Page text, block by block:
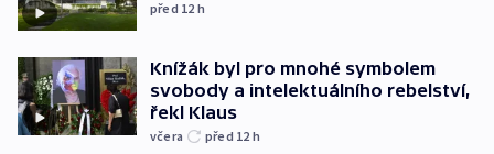
před 12 h
Knížák byl pro mnohé symbolem
svobody a intelektuálního rebelství,
řekl Klaus
včera před 12 h